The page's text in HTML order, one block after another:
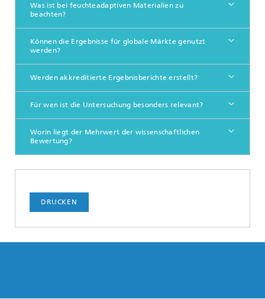
Was ist bei feuchteadaptiven Materialien zu
beachten?
Können die Ergebnisse für globale Märkte genutzt
werden?
Werden akkreditierte Ergebnisberichte erstellt?
Für wen ist die Untersuchung besonders relevant?
Worin liegt der Mehrwert der wissenschaftlichen
Bewertung?
DRUCKEN